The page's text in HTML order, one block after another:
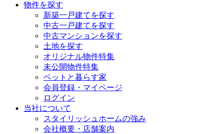
物件を探す
新築一戸建てを探す
中古一戸建てを探す
中古マンションを探す
土地を探す
オリジナル物件特集
未公開物件特集
ペットと暮らす家
会員登録・マイページ
ログイン
当社について
スタイリッシュホームの強み
会社概要・店舗案内